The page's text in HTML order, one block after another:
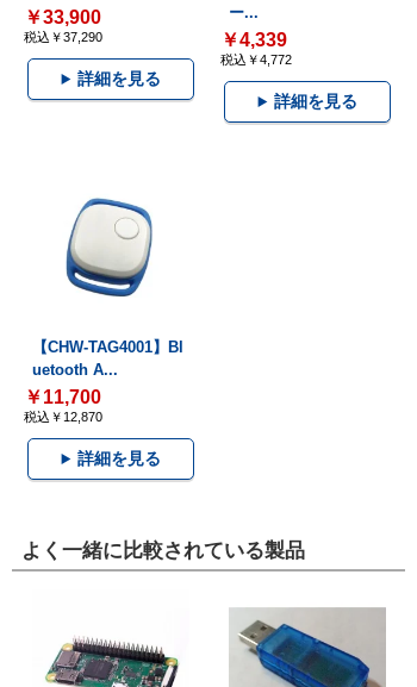
￥33,900
税込￥37,290
詳細を見る
ー...
￥4,339
税込￥4,772
詳細を見る
【CHW-TAG4001】Bl
uetooth A...
￥11,700
税込￥12,870
詳細を見る
よく一緒に比較されている製品